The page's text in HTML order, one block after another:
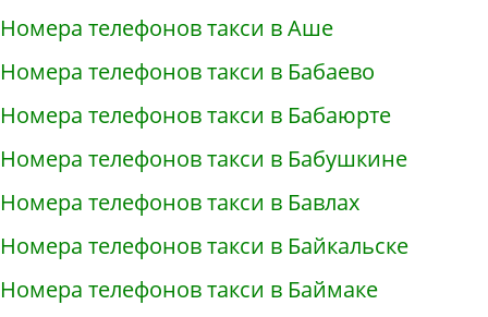
Номера телефонов такси в Аше
Номера телефонов такси в Бабаево
Номера телефонов такси в Бабаюрте
Номера телефонов такси в Бабушкине
Номера телефонов такси в Бавлах
Номера телефонов такси в Байкальске
Номера телефонов такси в Баймаке